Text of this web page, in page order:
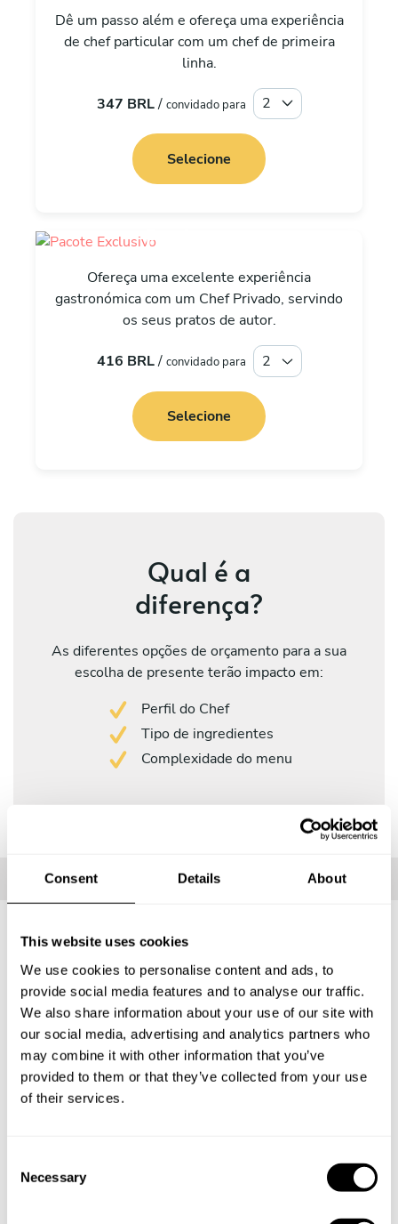
Consent Details About
This website uses cookies
We use cookies to personalise content and ads, to
provide social media features and to analyse our traffic.
We also share information about your use of our site with
our social media, advertising and analytics partners who
may combine it with other information that you’ve
provided to them or that they’ve collected from your use
of their services.
Necessary
Dê um passo além e ofereça uma experiência
de chef particular com um chef de primeira
linha.
347 BRL/ convidado para
Selecione
Exclusivo
Ofereça uma excelente experiência
gastronómica com um Chef Privado, servindo
os seus pratos de autor.
416 BRL/ convidado para
Selecione
Qual é a
diferença?
As diferentes opções de orçamento para a sua
escolha de presente terão impacto em:
Perfil do Chef
Tipo de ingredientes
Complexidade do menu
O que está incluído?
Personalize tua mensagem e presenteie esta experiência
única. Deixe para o destinatário selecionar a data, indicar
suas preferências culinárias e escolher entre vários chefs
e menus para desfrutar de uma experiência inesquecível.
1